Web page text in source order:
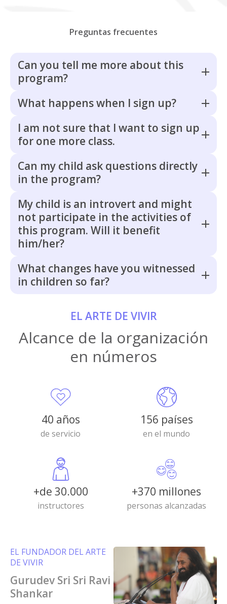
Preguntas frecuentes
Can you tell me more about this
program?
What happens when I sign up?
I am not sure that I want to sign up
for one more class.
Can my child ask questions directly
in the program?
My child is an introvert and might
not participate in the activities of
this program. Will it benefit
him/her?
What changes have you witnessed
in children so far?
EL ARTE DE VIVIR
Alcance de la organización
en números
40 años
de servicio
156 países
en el mundo
+de 30.000
instructores
+370 millones
personas alcanzadas
EL FUNDADOR DEL ARTE
DE VIVIR
Gurudev Sri Sri Ravi
Shankar